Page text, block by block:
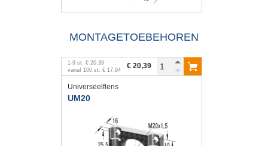
MONTAGETOEBEHOREN
1 -9 st. € 20,39
vanaf 100 st. € 17,94 € 20,39
Universeelflens
UM20